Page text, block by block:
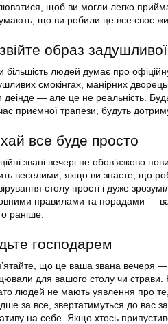
щоб ви могли легко
що ви робили це все своє
образ задушливої
більшість людей думає про
смокінгах, манірних
деінде — але це не реальність.
приємної трапези, будуть
все буде просто
звані вечері не обов’язково
веселими, якщо ви знаєте, що
столу прості і дуже
правилами та порадами —
раніше.
господарем
що це ваша звана вечеря
для вашого столу чи страви.
людей не мають уявлення про те,
за все, звертатимуться до вас
на себе. Якщо хтось